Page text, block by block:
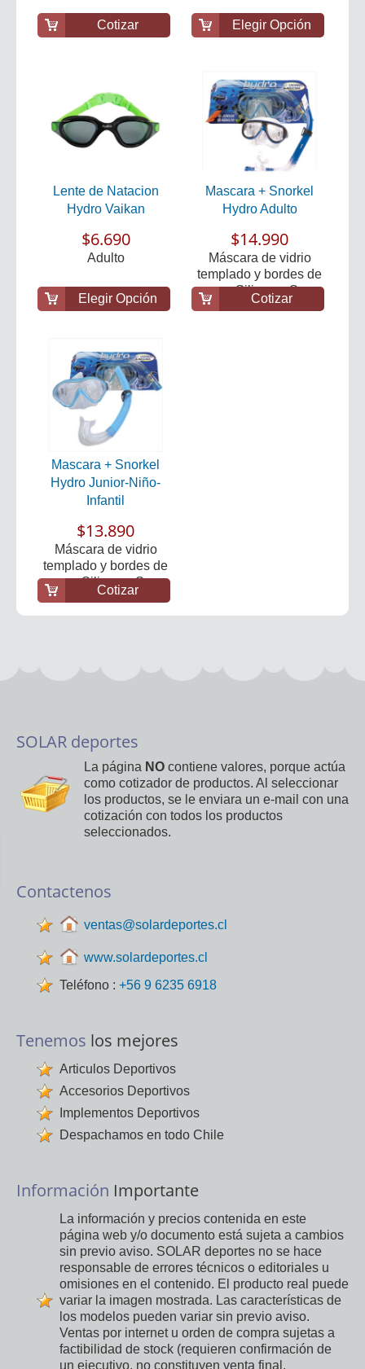
Cotizar Elegir Opción
Lente de Natacion
Hydro Vaikan
$6.690
Adulto
Elegir Opción
Mascara + Snorkel
Hydro Adulto
$14.990
Máscara de vidrio
templado y bordes de
suave Silicona. Sno...
Cotizar
Mascara + Snorkel
Hydro Junior-Niño-
Infantil
$13.890
Máscara de vidrio
templado y bordes de
suave Silicona. Sno...
Cotizar
SOLAR deportes
La página NO contiene valores, porque actúa
como cotizador de productos. Al seleccionar
los productos, se le enviara un e-mail con una
cotización con todos los productos
seleccionados.
Contactenos
ventas@solardeportes.cl
www.solardeportes.cl
Teléfono : +56 9 6235 6918
Tenemos los mejores
Articulos Deportivos
Accesorios Deportivos
Implementos Deportivos
Despachamos en todo Chile
Información Importante
La información y precios contenida en este
página web y/o documento está sujeta a cambios
sin previo aviso. SOLAR deportes no se hace
responsable de errores técnicos o editoriales u
omisiones en el contenido. El producto real puede
variar la imagen mostrada. Las características de
los modelos pueden variar sin previo aviso.
Ventas por internet u orden de compra sujetas a
factibilidad de stock (requieren confirmación de
un ejecutivo, no constituyen venta final,